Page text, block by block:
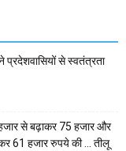
प्रदेशवासियों से स्वतंत्रता
हजार से बढ़ाकर 75 हजार और
61 हजार रुपये की … तीलू